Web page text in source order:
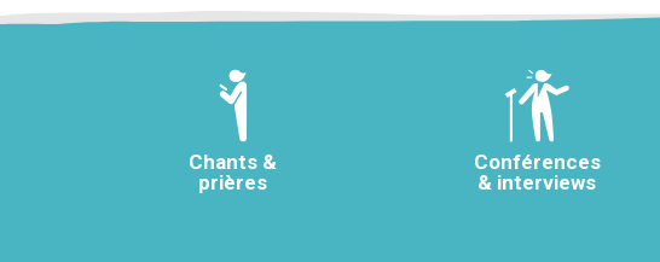
Chants &
prières
Conférences
& interviews